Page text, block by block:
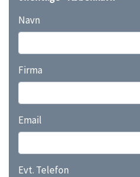
Navn
Firma
Email
Evt. Telefon